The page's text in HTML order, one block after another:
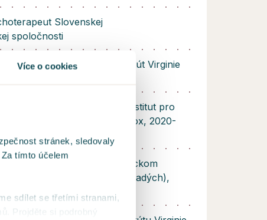
Více o cookies
stránek, sledovaly
tímto účelem
sdílet se třetími stranami,
Projděte si podrobný
Slovenskej
spoločnosti
a rodinnej terapii (Inštitút Virginie
a EMDR (Český institut pro
a EMDR) + metóda Gear Box, 2020-
a online psychologickom
internetová poradňa pre mladých),